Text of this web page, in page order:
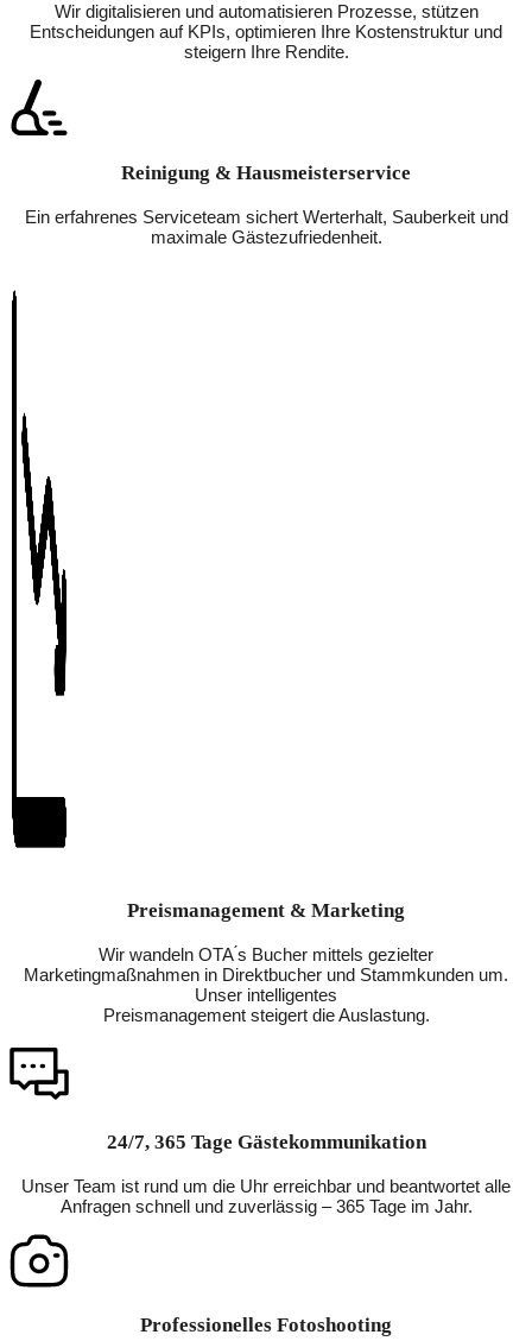
Wir digitalisieren und automatisieren Prozesse, stützen
Entscheidungen auf KPIs, optimieren Ihre Kostenstruktur und
steigern Ihre Rendite.
Reinigung & Hausmeisterservice
Ein erfahrenes Serviceteam sichert Werterhalt, Sauberkeit und
maximale Gästezufriedenheit.
Preismanagement & Marketing
Wir wandeln OTA ́s Bucher mittels gezielter
Marketingmaßnahmen in Direktbucher und Stammkunden um.
Unser intelligentes
Preismanagement steigert die Auslastung.
24/7, 365 Tage Gästekommunikation
Unser Team ist rund um die Uhr erreichbar und beantwortet alle
Anfragen schnell und zuverlässig – 365 Tage im Jahr.
Professionelles Fotoshooting